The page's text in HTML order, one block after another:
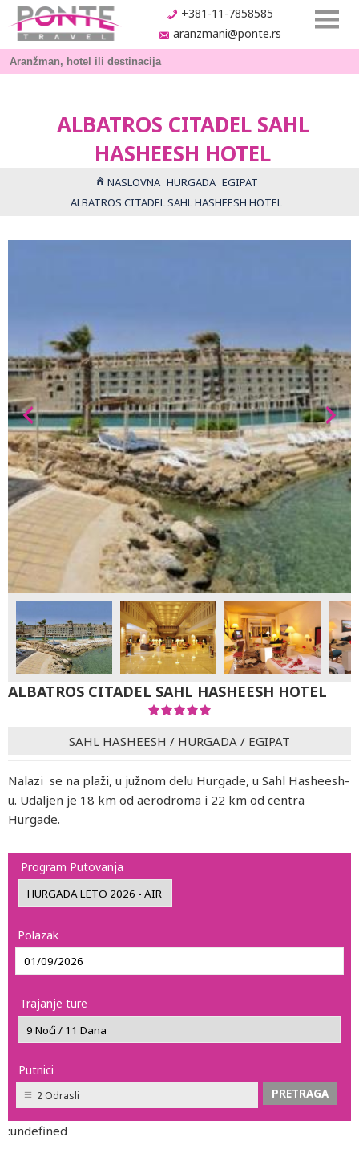
+381-11-7858585
aranzmani@ponte.rs
ALBATROS CITADEL SAHL
HASHEESH HOTEL
NASLOVNA HURGADA EGIPAT
ALBATROS CITADEL SAHL HASHEESH HOTEL
ALBATROS CITADEL SAHL HASHEESH HOTEL
SAHL HASHEESH / HURGADA / EGIPAT
Nalazi se na plaži, u južnom delu Hurgade, u Sahl Hasheesh-
u. Udaljen je 18 km od aerodroma i 22 km od centra
Hurgade.
Program Putovanja
Polazak
Trajanje ture
Putnici
2 Odrasli
:undefined